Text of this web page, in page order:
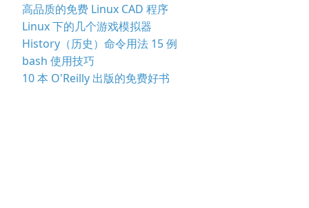
高品质的免费 Linux CAD 程序
Linux 下的几个游戏模拟器
History（历史）命令用法 15 例
bash 使用技巧
10 本 O'Reilly 出版的免费好书